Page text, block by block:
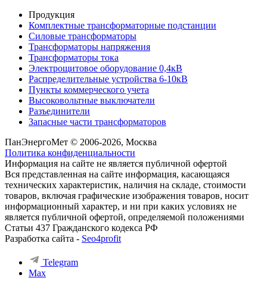
Продукция
Комплектные трансформаторные подстанции
Силовые трансформаторы
Трансформаторы напряжения
Трансформаторы тока
Электрощитовое оборудование 0,4кВ
Распределительные устройства 6-10кВ
Пункты коммерческого учета
Высоковольтные выключатели
Разъединители
Запасные части трансформаторов
ПанЭнергоМет © 2006-2026, Москва
Политика конфиденциальности
Информация на сайте не является публичной офертой
Вся представленная на сайте информация, касающаяся
технических характеристик, наличия на складе, стоимости
товаров, включая графические изображения товаров, носит
информационный характер, и ни при каких условиях не
является публичной офертой, определяемой положениями
Статьи 437 Гражданского кодекса РФ
Разработка сайта - Seo4profit
Telegram
Max